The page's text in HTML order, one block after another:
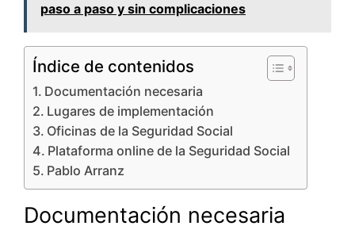
paso a paso y sin complicaciones
Índice de contenidos
Documentación necesaria
Lugares de implementación
Oficinas de la Seguridad Social
Plataforma online de la Seguridad Social
Pablo Arranz
Documentación necesaria